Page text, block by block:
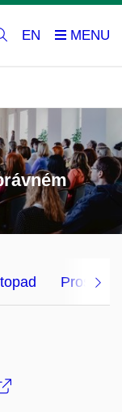
EN
Prosinec